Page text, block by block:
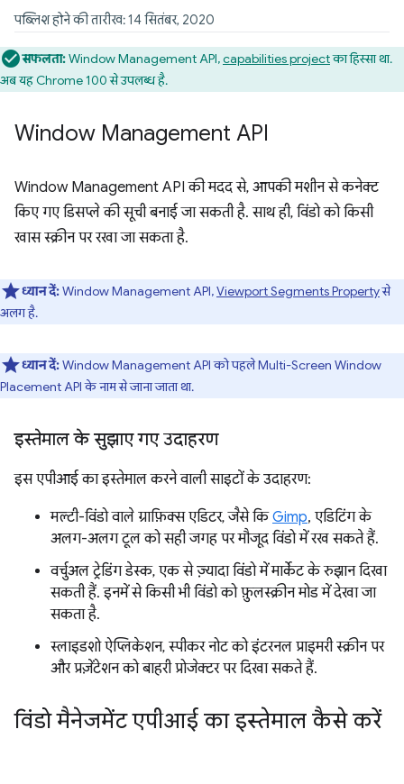
पब्लिश होने की तारीख: 14 सितंबर, 2020
सफलता:Window Management API,capabilities projectका हिस्सा था.
अब यह Chrome 100 से उपलब्ध है.
Window Management API
Window Management API की मदद से, आपकी मशीन से कनेक्ट
किए गए डिसप्ले की सूची बनाई जा सकती है. साथ ही, विंडो को किसी
खास स्क्रीन पर रखा जा सकता है.
ध्यान दें:Window Management API,Viewport Segments Propertyसे
अलग है.
ध्यान दें:Window Management API को पहले Multi-Screen Window
Placement API के नाम से जाना जाता था.
इस्तेमाल के सुझाए गए उदाहरण
इस एपीआई का इस्तेमाल करने वाली साइटों के उदाहरण:
मल्टी-विंडो वाले ग्राफ़िक्स एडिटर, जैसे किGimp, एडिटिंग के
अलग-अलग टूल को सही जगह पर मौजूद विंडो में रख सकते हैं.
वर्चुअल ट्रेडिंग डेस्क, एक से ज़्यादा विंडो में मार्केट के रुझान दिखा
सकती हैं. इनमें से किसी भी विंडो को फ़ुलस्क्रीन मोड में देखा जा
सकता है.
स्लाइडशो ऐप्लिकेशन, स्पीकर नोट को इंटरनल प्राइमरी स्क्रीन पर
और प्रज़ेंटेशन को बाहरी प्रोजेक्टर पर दिखा सकते हैं.
विंडो मैनेजमेंट एपीआई का इस्तेमाल कैसे करें